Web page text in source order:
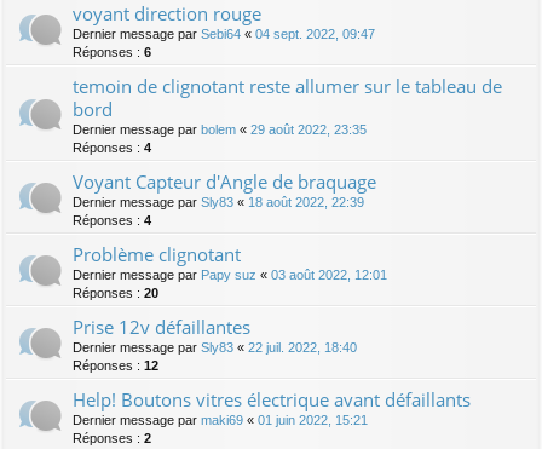
voyant direction rouge
Dernier message par Sebi64 « 04 sept. 2022, 09:47
Réponses : 6
temoin de clignotant reste allumer sur le tableau de
bord
Dernier message par bolem « 29 août 2022, 23:35
Réponses : 4
Voyant Capteur d'Angle de braquage
Dernier message par Sly83 « 18 août 2022, 22:39
Réponses : 4
Problème clignotant
Dernier message par Papy suz « 03 août 2022, 12:01
Réponses : 20
Prise 12v défaillantes
Dernier message par Sly83 « 22 juil. 2022, 18:40
Réponses : 12
Help! Boutons vitres électrique avant défaillants
Dernier message par maki69 « 01 juin 2022, 15:21
Réponses : 2